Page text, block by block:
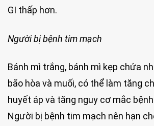
GI thấp hơn.
Người bị bệnh tim mạch
Bánh mì trắng, bánh mì kẹp chứa
bão hòa và muối, có thể làm tăng
huyết áp và tăng nguy cơ mắc
Người bị bệnh tim mạch nên hạn